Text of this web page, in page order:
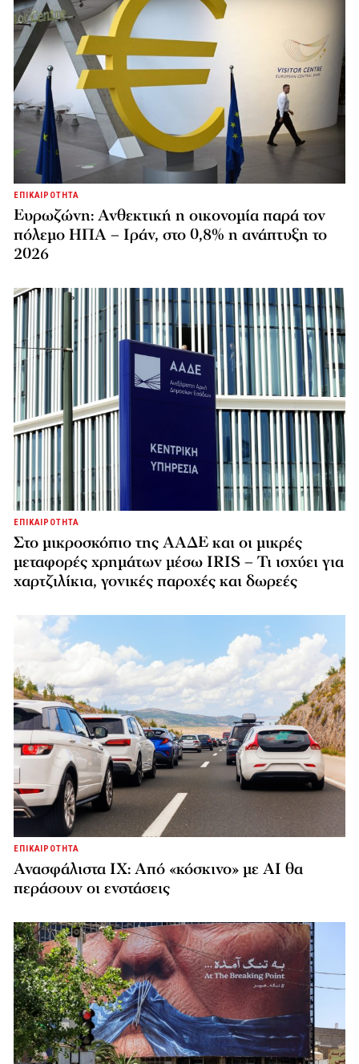
ΕΠΙΚΑΙΡΟΤΗΤΑ
Ευρωζώνη: Ανθεκτική η οικονομία παρά τον
πόλεμο ΗΠΑ – Ιράν, στο 0,8% η ανάπτυξη το
2026
ΕΠΙΚΑΙΡΟΤΗΤΑ
Στο μικροσκόπιο της ΑΑΔΕ και οι μικρές
μεταφορές χρημάτων μέσω IRIS – Τι ισχύει για
χαρτζιλίκια, γονικές παροχές και δωρεές
ΕΠΙΚΑΙΡΟΤΗΤΑ
Ανασφάλιστα ΙΧ: Από «κόσκινο» με AI θα
περάσουν οι ενστάσεις